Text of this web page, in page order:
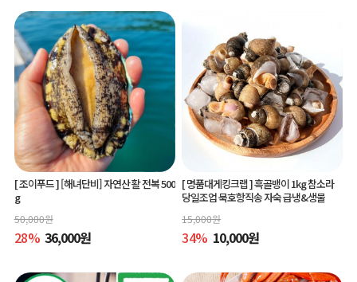
[ 조이푸드 ][해녀단비] 자연산 활 전복 500
g
50,000원
28% 36,000원
[ 명품대게킹크랩 ]흑골뱅이 1kg 참소라
당일조업 묵호항직송 자숙 급냉&생물
15,000원
34% 10,000원